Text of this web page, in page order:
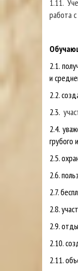
1.11.
работа
2.1.
и
2.2.
2.3.
2.4.
грубого
2.5.
2.6.
2.7.
2.8.
2.9.
2.10.
2.11.